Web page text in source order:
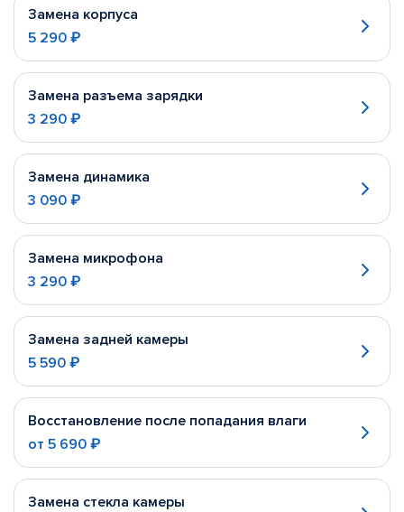
Замена корпуса
5 290 ₽
Замена разъема зарядки
3 290 ₽
Замена динамика
3 090 ₽
Замена микрофона
3 290 ₽
Замена задней камеры
5 590 ₽
Восстановление после попадания влаги
от 5 690 ₽
Замена стекла камеры